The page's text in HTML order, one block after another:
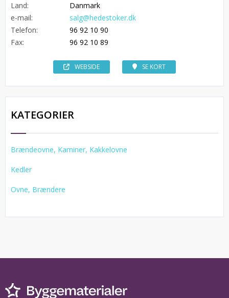
Land:
Danmark
e-mail:
salg@hedestoker.dk
Telefon:
96 92 10 90
Fax:
96 92 10 89
WEBSIDE SE KORT
KATEGORIER
Brændeovne, Kaminer, Kakkelovne
Kedler
Ovne, Brændere